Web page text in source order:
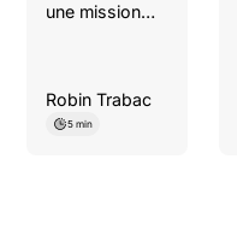
une mission
utilisatrice veut
Robin Trabac
5 min